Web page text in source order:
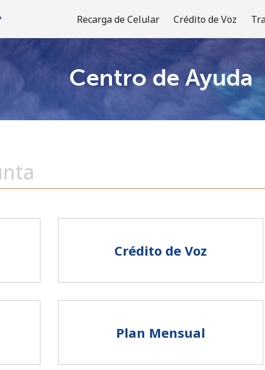
Recarga de Celular Crédito de Voz
¡Bienvenido!
o
Centro de Ayuda
Crédito de Voz
Plan Mensual